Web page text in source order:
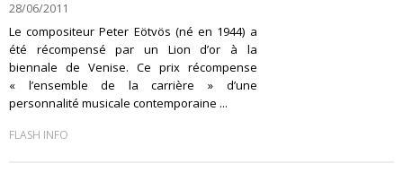
28/06/2011
Le compositeur Peter Eötvös (né en 1944) a
été récompensé par un Lion d’or à la
biennale de Venise. Ce prix récompense
« l’ensemble de la carrière » d’une
personnalité musicale contemporaine ...
FLASH INFO